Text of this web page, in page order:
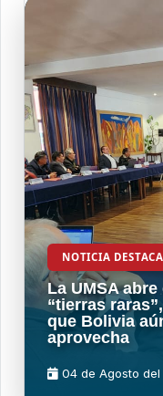
NOTICIA
La UMSA
“tierras
que Bolivia
aprovecha
04 de Agosto del